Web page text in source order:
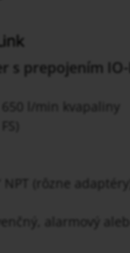
prepojením
650 l/min kvapaliny
NPT (rôzne adaptéry)
alarmový